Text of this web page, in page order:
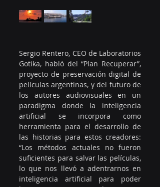
Sergio Rentero, CEO de Laboratorios
Gotika, habló del “Plan Recuperar”,
proyecto de preservación digital de
películas argentinas, y del futuro de
los autores audiovisuales en un
paradigma donde la inteligencia
artificial se incorpora como
herramienta para el desarrollo de
las historias para estos creadores:
“Los métodos actuales no fueron
suficientes para salvar las películas,
lo que nos llevó a adentrarnos en
inteligencia artificial para poder